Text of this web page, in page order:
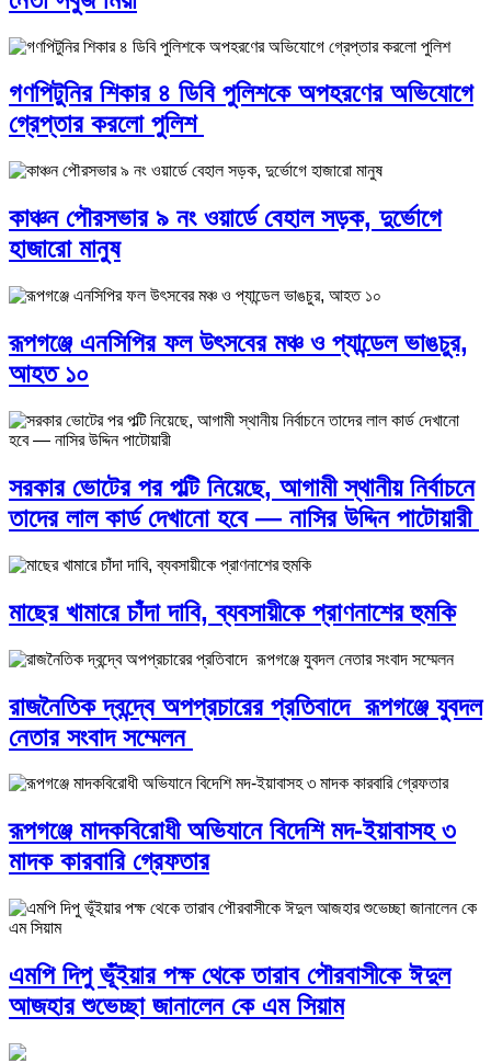
গণপিটুনির শিকার ৪ ডিবি পুলিশকে অপহরণের অভিযোগে
গ্রেপ্তার করলো পুলিশ
কাঞ্চন পৌরসভার ৯ নং ওয়ার্ডে বেহাল সড়ক, দুর্ভোগে
হাজারো মানুষ
রূপগঞ্জে এনসিপির ফল উৎসবের মঞ্চ ও প্যান্ডেল ভাঙচুর,
আহত ১০
সরকার ভোটের পর পল্টি নিয়েছে, আগামী স্থানীয় নির্বাচনে
তাদের লাল কার্ড দেখানো হবে — নাসির উদ্দিন পাটোয়ারী
মাছের খামারে চাঁদা দাবি, ব্যবসায়ীকে প্রাণনাশের হুমকি
রাজনৈতিক দ্বন্দ্বে অপপ্রচারের প্রতিবাদে ‎রূপগঞ্জে যুবদল
নেতার সংবাদ সম্মেলন ‎
রূপগঞ্জে মাদকবিরোধী অভিযানে বিদেশি মদ-ইয়াবাসহ ৩
মাদক কারবারি গ্রেফতার
এমপি দিপু ভূঁইয়ার পক্ষ থেকে তারাব পৌরবাসীকে ঈদুল
আজহার শুভেচ্ছা জানালেন কে এম সিয়াম